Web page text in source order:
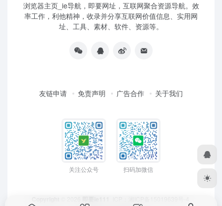
浏览器主页_ie导航，即要网址，互联网聚合资源导航。效
率工作，利他精神，收录并分享互联网价值信息、实用网
址、工具、素材、软件、资源等。
友链申请 免责声明 广告合作 关于我们
关注公众号 扫码加微信